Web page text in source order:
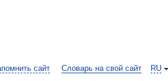
RU
сайт Словарь на свой сайт